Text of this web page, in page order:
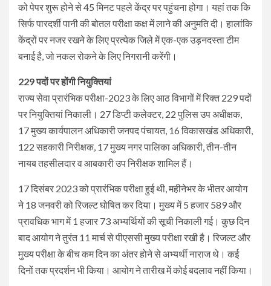
को पेपर शुरू होने से 45 मिनट पहले केंद्र पर पहुंचना होगा। यहां तक कि
सिर्फ पारदर्शी पानी की बोतल परीक्षा कक्ष में लाने की अनुमति दी। हालांकि
केंद्रों पर नजर रखने के लिए प्रत्येक जिले में एक-एक उड़नदस्ता टीम
बनाई है, जो नकल रोकने के लिए निगरानी करेंगी।
229 पदों पर होंगी नियुक्तियां
राज्य सेवा प्रारंभिक परीक्षा-2023 के लिए आठ विभागों में रिक्त 229 पदों
पर नियुक्तियां निकाली। 27 डिप्टी कलेक्टर, 22 पुलिस उप अधीक्षक,
17 मुख्य कार्यपालन अधिकारी जनपद पंचायत, 16 विकासखंड अधिकारी,
122 सहकारी निरीक्षक, 17 मुख्य नगर पालिका अधिकारी, तीन-तीन
नायब तहसीलदार व आबकारी उप निरीक्षक शामिल हैं।
17 दिसंबर 2023 को प्रारंभिक परीक्षा हुई थी, महीनेभर के भीतर आयोग
ने 18 जनवरी को रिजल्ट घोषित कर दिया। मुख्य में 5 हजार 589 और
प्रावधिक भाग में 1 हजार 73 अभ्यर्थियों की सूची निकाली गई। कुछ दिन
बाद आयोग ने तुरंत 11 मार्च से पीएससी मुख्य परीक्षा रखी है। रिजल्ट और
मुख्य परीक्षा के बीच कम दिन का अंतर होने से अभ्यर्थी नाराज थे। कई
दिनों तक प्रदर्शन भी किया। आयोग ने तारीख में कोई बदलाव नहीं किया।